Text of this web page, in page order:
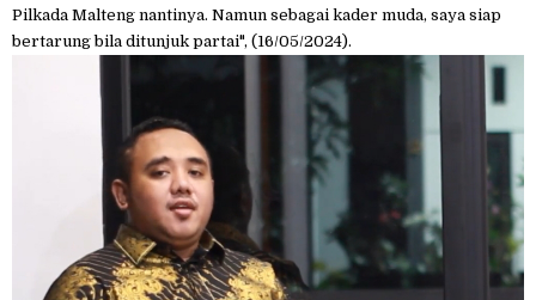
Pilkada Malteng nantinya. Namun sebagai kader muda, saya siap
bertarung bila ditunjuk partai", (16/05/2024).